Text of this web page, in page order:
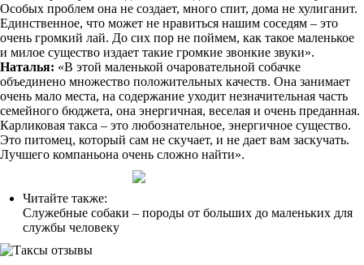
Особых проблем она не создает, много спит, дома не хулиганит.
Единственное, что может не нравиться нашим соседям – это
очень громкий лай. До сих пор не поймем, как такое маленькое
и милое существо издает такие громкие звонкие звуки».
Наталья: «В этой маленькой очаровательной собачке
объединено множество положительных качеств. Она занимает
очень мало места, на содержание уходит незначительная часть
семейного бюджета, она энергичная, веселая и очень преданная.
Карликовая такса – это любознательное, энергичное существо.
Это питомец, который сам не скучает, и не дает вам заскучать.
Лучшего компаньона очень сложно найти».
Читайте также:
Служебные собаки – породы от больших до маленьких для
службы человеку